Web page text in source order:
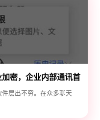
密，企业内部通讯首
层出不穷。在众多聊天